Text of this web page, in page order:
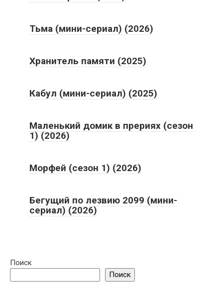
Тьма (мини-сериал) (2026)
Хранитель памяти (2025)
Кабул (мини-сериал) (2025)
Маленький домик в прериях (сезон
1) (2026)
Морфей (сезон 1) (2026)
Бегущий по лезвию 2099 (мини-
сериал) (2026)
Поиск
Поиск